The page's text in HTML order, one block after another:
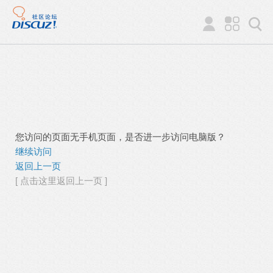
您访问的页面无手机页面，是否进一步访问电脑版？
继续访问
返回上一页
[ 点击这里返回上一页 ]